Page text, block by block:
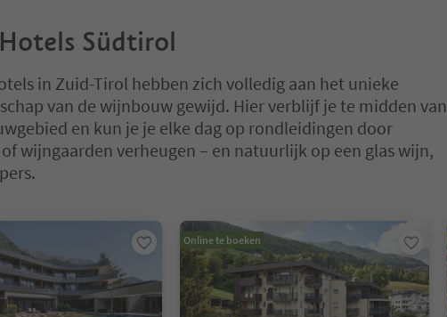
Südtirol
in Zuid-Tirol hebben zich volledig aan het unieke
van de wijnbouw gewijd. Hier verblijf je te midden van
en kun je je elke dag op rondleidingen door
wijngaarden verheugen – en natuurlijk op een glas wijn,
Online te boeken